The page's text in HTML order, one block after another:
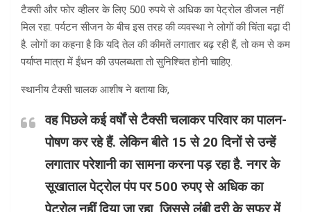
टैक्सी और फोर व्हीलर के लिए 500 रुपये से अधिक का पेट्रोल डीजल नहीं
मिल रहा. पर्यटन सीजन के बीच इस तरह की व्यवस्था ने लोगों की चिंता बढ़ा दी
है. लोगों का कहना है कि यदि तेल की कीमतें लगातार बढ़ रही हैं, तो कम से कम
पर्याप्त मात्रा में ईंधन की उपलब्धता तो सुनिश्चित होनी चाहिए.
स्थानीय टैक्सी चालक आशीष ने बताया कि,
वह पिछले कई वर्षों से टैक्सी चलाकर परिवार का पालन-
पोषण कर रहे हैं. लेकिन बीते 15 से 20 दिनों से उन्हें
लगातार परेशानी का सामना करना पड़ रहा है. नगर के
सूखाताल पेट्रोल पंप पर 500 रुपए से अधिक का